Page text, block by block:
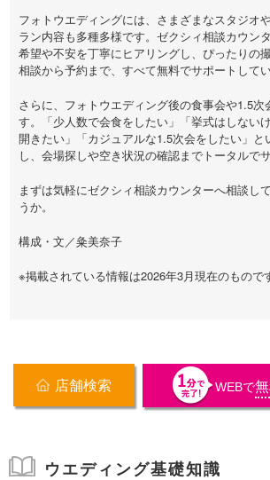
フォトウエディングには、さまざまなスタジオ
ラン内容も多種多様です。ゼクシィ相談カウン
希望や不安を丁寧にヒアリングし、ぴったりの
相談から予約まで、すべて無料でサポートしてい
さらに、フォトウエディング後の食事会や1.5次
す。「少人数で会食をしたい」「挙式はしない
開きたい」「カジュアルな1.5次会をしたい」と
し、会場探しや空き状況の確認までトータルで
まずは気軽にゼクシィ相談カウンターへ相談し
うか。
構成・文／粂美奈子
※掲載されている情報は2026年3月現在のもので
店舗検索 WEBで
ウエディング基礎知識